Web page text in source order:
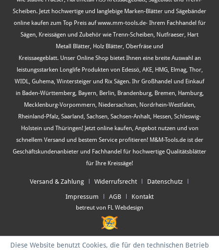
Scheiben. Jetzt hochwertige und langlebige Marken-Blätter und Sägebänder
online kaufen zum Top Preis auf www.mm-tools.de- Ihrem Fachhandel für
Sägen, Kreissägen und Zubehör wie Trenn-Scheiben, Nutfraeser, Hart
Metall Blätter, Holz Blätter, Oberfräse und
Kreissaegeblatt. Unser Online Shop bietet Ihnen eine breite Auswahl an
leistungsstarken Longlife Produkten von Edessö, AKE, HMG, Elmag, Thor,
WIDL, Guhema, Wintersteiger und Rix Sägen. Ihr Großhandel und Einkauf
in Baden-Württemberg, Bayern, Berlin, Brandenburg, Bremen, Hamburg,
Mecklenburg-Vorpommern, Niedersachsen, Nordrhein-Westfalen,
Rheinland-Pfalz, Saarland, Sachsen, Sachsen-Anhalt, Hessen, Schleswig-
Holstein und Thüringen! Jetzt online kaufen, Angebot nutzen und von
schnellem Versand und bestem Service profitieren! M&M-Tools.de ist der
Geschäftskundenanbieter und Fachhandel für hochwertige Qualitätsblätter
für Ihre Kreissäge!
Versand & Zahlung Widerrufsrecht Datenschutz
Impressum AGB Kontakt
betreut von FL Webdesign
Diese Website benutzt Cookies, die für den technischen Betrieb